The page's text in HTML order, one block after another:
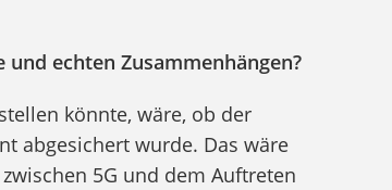
echten Zusammenhängen?
könnte, wäre, ob der
abgesichert wurde. Das wäre
5G und dem Auftreten